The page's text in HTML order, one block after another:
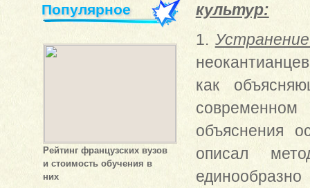
Популярное
Рейтинг французских вузов
и стоимость обучения в
них
культур:
1.
как
современном
объяснения
описал